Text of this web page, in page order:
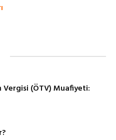
(ÖTV) Muafiyeti: